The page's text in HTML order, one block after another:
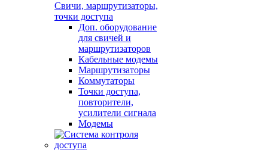
Свичи, маршрутизаторы,
точки доступа
Доп. оборудование
для свичей и
маршрутизаторов
Кабельные модемы
Маршрутизаторы
Коммутаторы
Точки доступа,
повторители,
усилители сигнала
Модемы